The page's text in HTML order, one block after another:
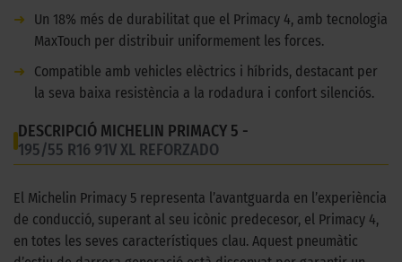
➜
Un 18% més de durabilitat que el Primacy 4, amb tecnologia
MaxTouch per distribuir uniformement les forces.
➜
Compatible amb vehicles elèctrics i híbrids, destacant per
la seva baixa resistència a la rodadura i confort silenciós.
DESCRIPCIÓ MICHELIN PRIMACY 5 -
195/55 R16 91V XL REFORZADO
El Michelin Primacy 5 representa l’avantguarda en l’experiència
de conducció, superant al seu icònic predecesor, el Primacy 4,
en totes les seves característiques clau. Aquest pneumàtic